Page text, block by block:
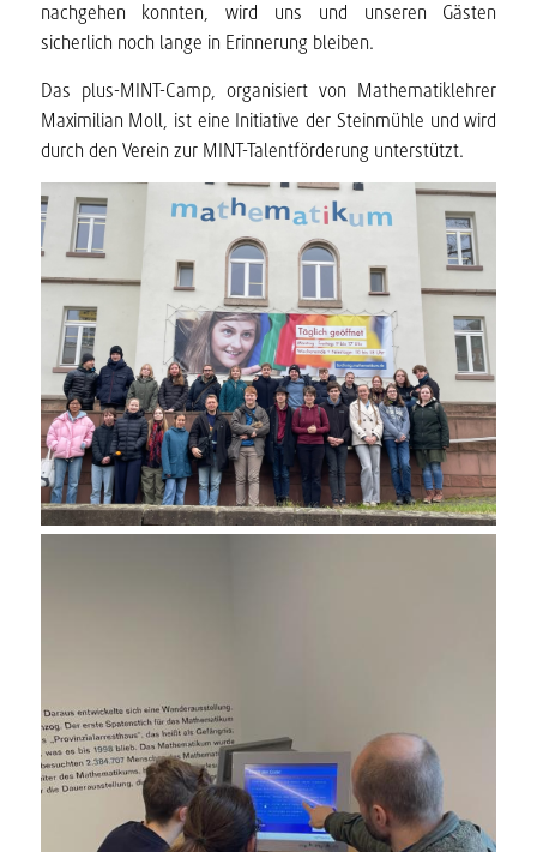
nachgehen konnten, wird uns und unseren Gästen
sicherlich noch lange in Erinnerung bleiben.
Das plus-MINT-Camp, organisiert von Mathematiklehrer
Maximilian Moll, ist eine Initiative der Steinmühle und wird
durch den Verein zur MINT-Talentförderung unterstützt.